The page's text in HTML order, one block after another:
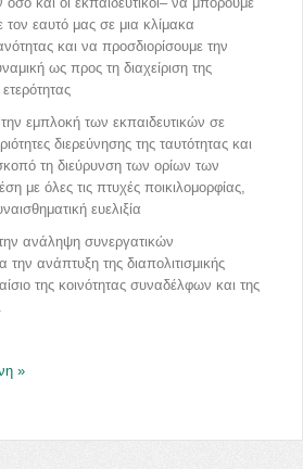
εαυτό μας σε μια κλίμακα
και να προσδιορίσουμε την
ως προς τη διαχείριση της
εμπλοκή των εκπαιδευτικών σε
διερεύνησης της ταυτότητας και
τη διεύρυνση των ορίων των
με όλες τις πτυχές ποικιλομορφίας,
ευελιξία
ανάληψη συνεργατικών
την ανάπτυξη της διαπολιτισμικής
της κοινότητας συναδέλφων και της
»